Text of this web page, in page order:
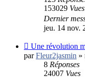
153029 Vues
Dernier
jeu. 14 nov.
Une révolution
parFleur2jasmin »
8 Réponses
24007 Vues